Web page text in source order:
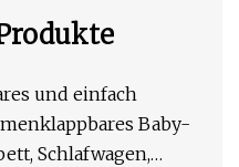
und einfach
Baby-
Schlafwagen,